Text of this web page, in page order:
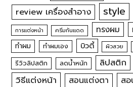
review เครื่องสำอาง style
การแต่งหน้า ครีมกันแดด ทรงผม
ทำผม ทำผมเอง บิวตี้ ผิวสวย
รีวิวลิปสติก ลดน้ำหนัก ลิปสติก
วิธีแต่งหน้า
สอนแต่งตา ส